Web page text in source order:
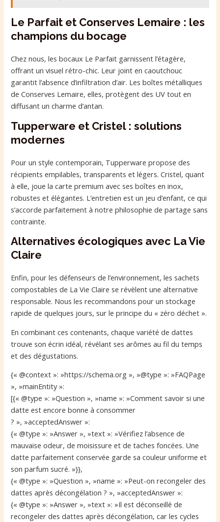
Le Parfait et Conserves Lemaire : les
champions du bocage
Chez nous, les bocaux Le Parfait garnissent l’étagère,
offrant un visuel rétro-chic. Leur joint en caoutchouc
garantit l’absence d’infiltration d’air. Les boîtes métalliques
de Conserves Lemaire, elles, protègent des UV tout en
diffusant un charme d’antan.
Tupperware et Cristel : solutions
modernes
Pour un style contemporain, Tupperware propose des
récipients empilables, transparents et légers. Cristel, quant
à elle, joue la carte premium avec ses boîtes en inox,
robustes et élégantes. L’entretien est un jeu d’enfant, ce qui
s’accorde parfaitement à notre philosophie de partage sans
contrainte.
Alternatives écologiques avec La Vie
Claire
Enfin, pour les défenseurs de l’environnement, les sachets
compostables de La Vie Claire se révèlent une alternative
responsable. Nous les recommandons pour un stockage
rapide de quelques jours, sur le principe du « zéro déchet ».
En combinant ces contenants, chaque variété de dattes
trouve son écrin idéal, révélant ses arômes au fil du temps
et des dégustations.
{« @context »: »https://schema.org », »@type »: »FAQPage
», »mainEntity »:
[{« @type »: »Question », »name »: »Comment savoir si une
datte est encore bonne à consommer
? », »acceptedAnswer »:
{« @type »: »Answer », »text »: »Vérifiez l’absence de
mauvaise odeur, de moisissure et de taches foncées. Une
datte parfaitement conservée garde sa couleur uniforme et
son parfum sucré. »}},
{« @type »: »Question », »name »: »Peut-on recongeler des
dattes après décongélation ? », »acceptedAnswer »:
{« @type »: »Answer », »text »: »Il est déconseillé de
recongeler des dattes après décongélation, car les cycles